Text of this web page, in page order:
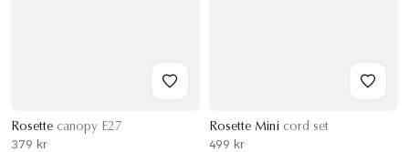
Rosette canopy E27
379 kr
Rosette Mini cord set
499 kr